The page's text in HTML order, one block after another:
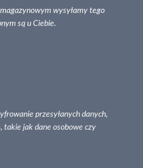
wysyłamy tego
są u Ciebie.
przesyłanych danych,
takie jak dane osobowe czy